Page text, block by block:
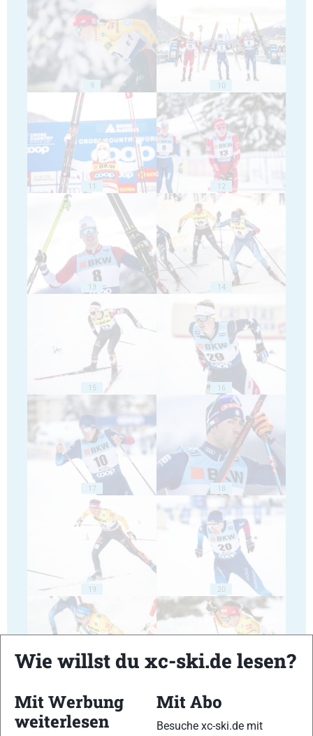
9 10
11 12
13 14
15 16
17 18
19 20
Wie willst du xc-ski.de lesen?
Mit Werbung
weiterlesen
Mit Abo
Besuche xc-ski.de mit